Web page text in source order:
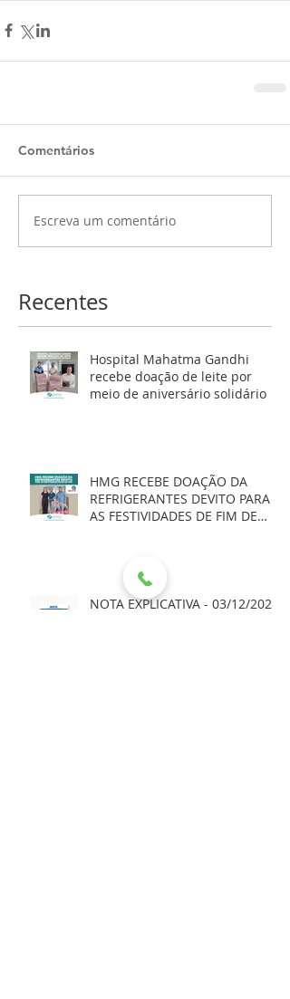
Comentários
Escreva um comentário
Recentes
Hospital Mahatma Gandhi
recebe doação de leite por
meio de aniversário solidário
HMG RECEBE DOAÇÃO DA
REFRIGERANTES DEVITO PARA
AS FESTIVIDADES DE FIM DE
NOTA EXPLICATIVA - 03/12/2025